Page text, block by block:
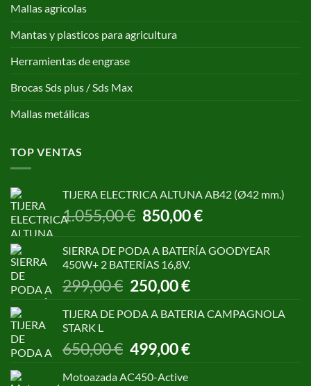
Mallas agricolas
Mantas y plasticos para agricultura
Herramientas de engrase
Brocas Sds plus / Sds Max
Mallas metálicas
TOP VENTAS
TIJERA ELECTRICA ALTUNA AB42 (Ø42 mm.)
1.055,00€ El
precio
era:
1.055,00 €.
850,00€El
es:
SIERRA DE PODA A BATERÍA GOODYEAR
450W+ 2 BATERÍAS 16,8V.
299,00€ El
precio
original
299,00 €.
250,00€El
actual
250,00 €.
TIJERA DE PODA A BATERIA CAMPAGNOLA
STARK L
650,00€
El
precio
original
499,00€El
Motoazada AC450-Active